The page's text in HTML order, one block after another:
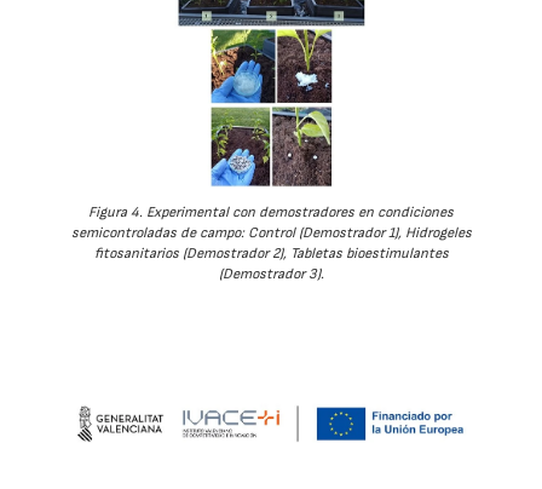
Figura 4. Experimental con demostradores en condiciones
semicontroladas de campo: Control (Demostrador 1), Hidrogeles
fitosanitarios (Demostrador 2), Tabletas bioestimulantes
(Demostrador 3).